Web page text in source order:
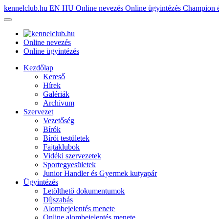
kennelclub.hu EN HU Online nevezés Online ügyintézés Champion
Online nevezés
Online ügyintézés
Kezdőlap
Kereső
Hírek
Galériák
Archívum
Szervezet
Vezetőség
Bírók
Bírói testületek
Fajtaklubok
Vidéki szervezetek
Sportegyesületek
Junior Handler és Gyermek kutyapár
Ügyintézés
Letölthető dokumentumok
Díjszabás
Alombejelentés menete
Online alombejelentés menete